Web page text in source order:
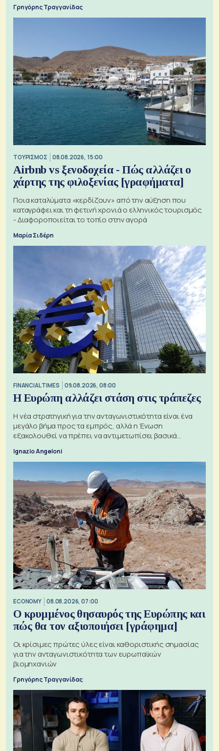
Γρηγόρης Τραγγανίδας
ΤΟΥΡΙΣΜΟΣ 08.08.2026, 15:00
Airbnb vs ξενοδοχεία - Πώς αλλάζει ο
χάρτης της φιλοξενίας [γραφήματα]
Ποια καταλύματα «κερδίζουν» από την αύξηση που
καταγράφει και τη φετινή χρονιά ο ελληνικός τουρισμός
- Διαφοροποιείται το τοπίο στην αγορά
Μαρία Σιδέρη
FINANCIAL TIMES 09.08.2026, 08:00
Η Ευρώπη αλλάζει στάση στις τράπεζες
Η νέα στρατηγική για την ανταγωνιστικότητα είναι ένα
μεγάλο βήμα προς τα εμπρός, αλλά η Ένωση
εξακολουθεί να πρέπει να αντιμετωπίσει βασικά
Ignazio Angeloni
ECONOMY 08.08.2026, 07:00
Ο κρυμμένος θησαυρός της Ευρώπης και
πώς θα τον αξιοποιήσει [γράφημα]
Οι κρίσιμες πρώτες ύλες είναι καθοριστικής σημασίας
για την ανταγωνιστικότητα των ευρωπαϊκών
βιομηχανιών
Γρηγόρης Τραγγανίδας